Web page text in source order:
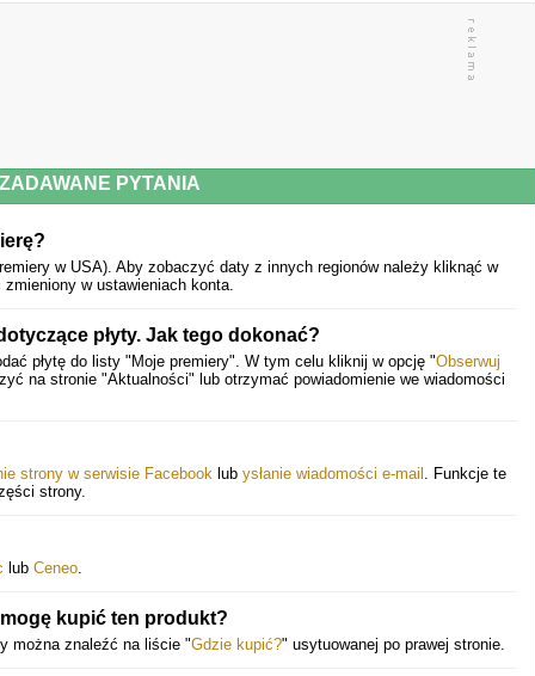
PYTANIA
w USA). Aby zobaczyć daty z innych regionów należy kliknąć w
w ustawieniach konta.
płyty. Jak tego dokonać?
płytę do listy "Moje premiery". W tym celu kliknij w opcję "Obserwuj
na stronie "Aktualności" lub otrzymać powiadomienie we wiadomości
strony w serwisie Facebook lub ysłanie wiadomości e-mail . Funkcje te
strony.
lub Ceneo.
kupić ten produkt?
można znaleźć na liście "Gdzie kupić?" usytuowanej po prawej stronie.
NOWA